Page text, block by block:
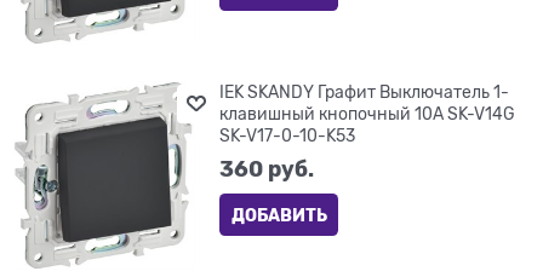
IEK SKANDY Графит Выключатель 1-
клавишный кнопочный 10А SK-V14G
SK-V17-0-10-K53
360 руб.
ДОБАВИТЬ